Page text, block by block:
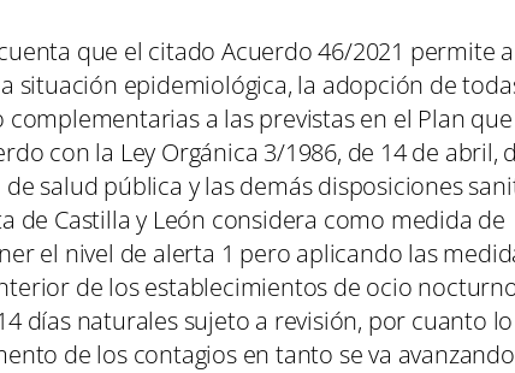
que el citado Acuerdo 46/2021 permite a
situación epidemiológica, la adopción de
a las previstas en el Plan que
con la Ley Orgánica 3/1986, de 14 de abril,
salud pública y las demás disposiciones
de Castilla y León considera como medida de
el nivel de alerta 1 pero aplicando las
de los establecimientos de ocio
días naturales sujeto a revisión, por cuanto
de los contagios en tanto se va